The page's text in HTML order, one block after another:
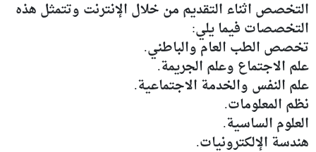
التخصص اثناء التقديم من خلال الإنترنت وتتمثل هذه
التخصصات فيما يلي:
تخصص الطب العام والباطني.
علم الاجتماع وعلم الجريمة.
علم النفس والخدمة الاجتماعية.
نظم المعلومات.
العلوم الساسية.
هندسة الإلكترونيات.